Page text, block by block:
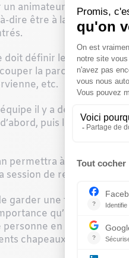
un animateur externe. Si
dire être à la fois un
doit définir les attentes
la parole,
etc.
il y a des individus
puis laisser le
permettra à chacune de
session de remue-
garder une trace de ce
qu’on accorde
en particulier.
chapeaux.